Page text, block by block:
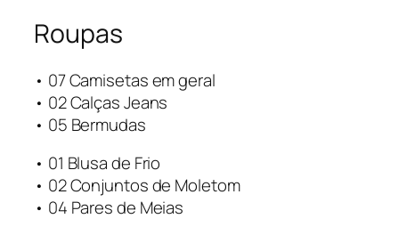
Roupas
• 07 Camisetas em geral
• 02 Calças Jeans
• 05 Bermudas
• 01 Blusa de Frio
• 02 Conjuntos de Moletom
• 04 Pares de Meias